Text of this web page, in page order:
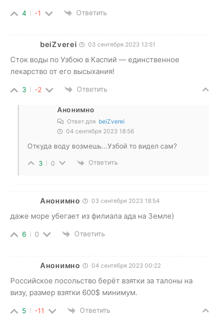
4 -1 Ответить
beiZverei 03 сентября 2023 12:51
Сток воды по Узбою в Каспий — единственное
лекарство от его высыхания!
3 -2 Ответить
Анонимно
Ответ для beiZverei
04 сентября 2023 18:56
Откуда воду возмешь…Узбой то видел сам?
3 0 Ответить
Анонимно 03 сентября 2023 18:54
даже море убегает из филиала ада на Земле)
6 0 Ответить
Анонимно 04 сентября 2023 00:22
Российское посольство берёт взятки за талоны на
визу, размер взятки 600$ минимум.
5 -11 Ответить